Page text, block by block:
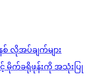
လိုအပ်ချက်များ
မိုက်ခရိုဖုန်းကို အသုံးပြု